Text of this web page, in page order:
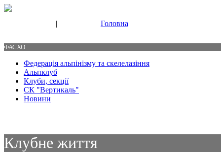
| Головна
ФАСХО
Федерація альпінізму та скелелазіння
Альпклуб
Клуби, секції
СК "Вертикаль"
Новини
Клубне життя